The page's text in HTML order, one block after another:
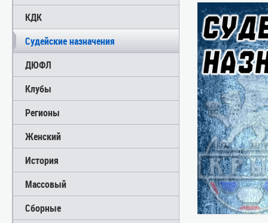
КДК
Судейские назначения
ДЮФЛ
Клубы
Регионы
Женский
История
Массовый
Сборные